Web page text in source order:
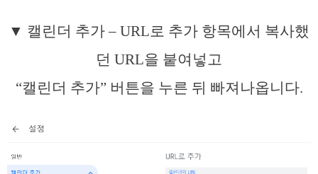
▼ 캘린더 추가 – URL로 추가 항목에서 복사했
던 URL을 붙여넣고
“캘린더 추가” 버튼을 누른 뒤 빠져나옵니다.